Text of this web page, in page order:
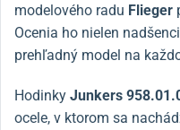
modelového radu Flieger
Ocenia ho nielen
prehľadný model na
Hodinky Junkers
ocele, v ktorom sa